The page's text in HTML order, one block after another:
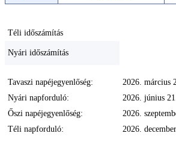
Téli időszámítás
Nyári időszámítás
Tavaszi napéjegyenlőség:
2026. március
Nyári napforduló:
2026. június
Őszi napéjegyenlőség:
2026.
Téli napforduló:
2026.